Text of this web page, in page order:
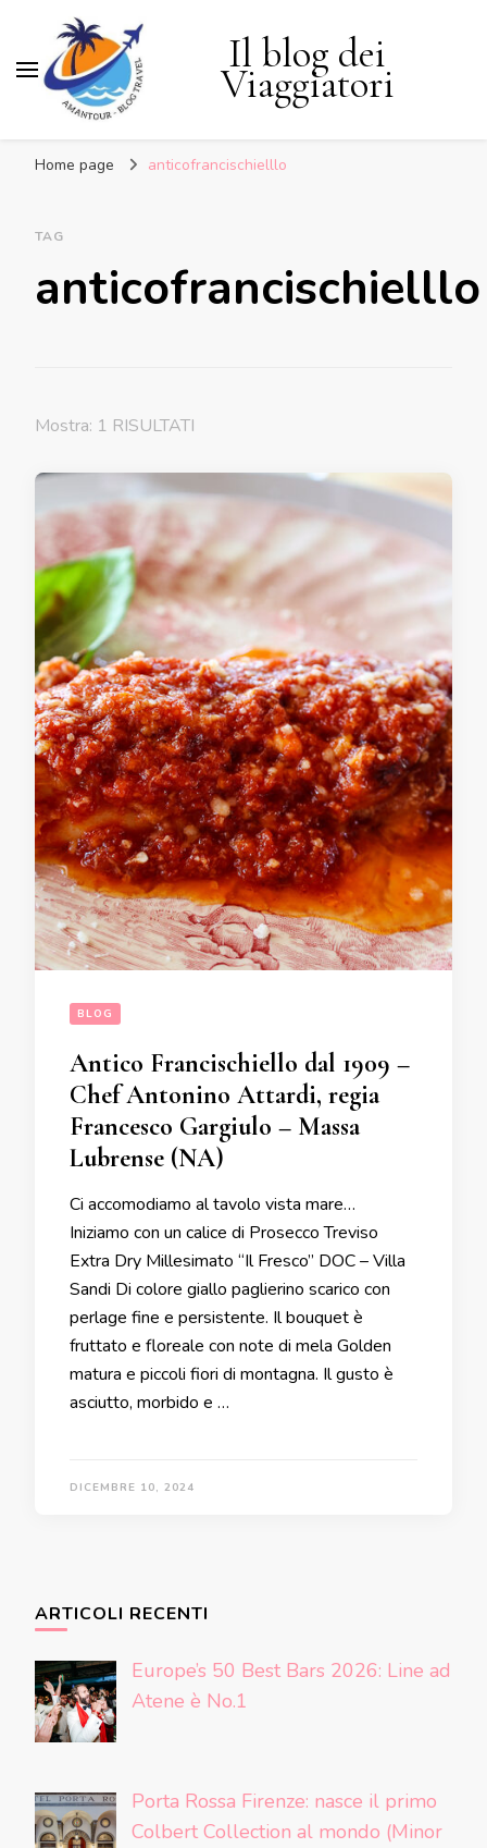
Il blog dei
Viaggiatori
Home page anticofrancischielllo
TAG
anticofrancischielllo
Mostra: 1 RISULTATI
BLOG
Antico Francischiello dal 1909 –
Chef Antonino Attardi, regia
Francesco Gargiulo – Massa
Lubrense (NA)
Ci accomodiamo al tavolo vista mare…
Iniziamo con un calice di Prosecco Treviso
Extra Dry Millesimato “Il Fresco” DOC – Villa
Sandi Di colore giallo paglierino scarico con
perlage fine e persistente. Il bouquet è
fruttato e floreale con note di mela Golden
matura e piccoli fiori di montagna. Il gusto è
asciutto, morbido e …
DICEMBRE 10, 2024
ARTICOLI RECENTI
Europe’s 50 Best Bars 2026: Line ad
Atene è No.1
Porta Rossa Firenze: nasce il primo
Colbert Collection al mondo (Minor